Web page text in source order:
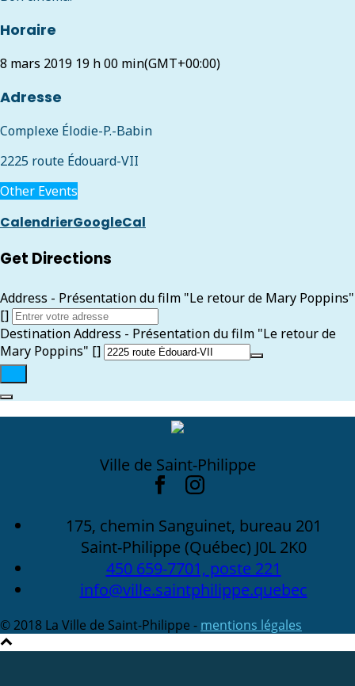
Horaire
8 mars 2019 19 h 00 min(GMT+00:00)
Adresse
Complexe Élodie-P.-Babin
2225 route Édouard-VII
Other Events
CalendrierGoogleCal
Get Directions
Address - Présentation du film "Le retour de Mary Poppins"
[]
Destination Address - Présentation du film "Le retour de
Mary Poppins" []
Ville de Saint-Philippe
175, chemin Sanguinet, bureau 201
Saint-Philippe (Québec) J0L 2K0
450 659-7701, poste 221
info@ville.saintphilippe.quebec
© 2018 La Ville de Saint-Philippe - mentions légales